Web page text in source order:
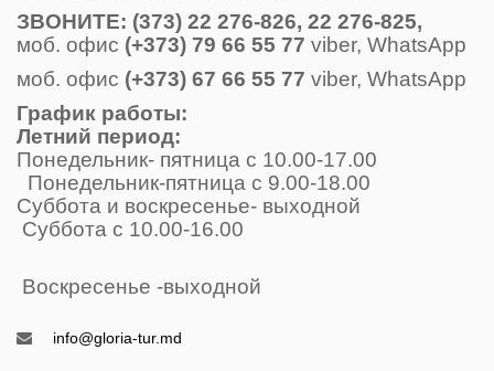
ЗВОНИТE: (373) 22 276-826, 22 276-825,
моб. офис (+373) 79 66 55 77 viber, WhatsApp
моб. офис (+373) 67 66 55 77 viber, WhatsApp
График работы:
Летний период:
Понедельник- пятница с 10.00-17.00
Понедельник-пятница с 9.00-18.00
Суббота и воскресенье- выходной
Суббота с 10.00-16.00
Воскресенье -выходной
info@gloria-tur.md